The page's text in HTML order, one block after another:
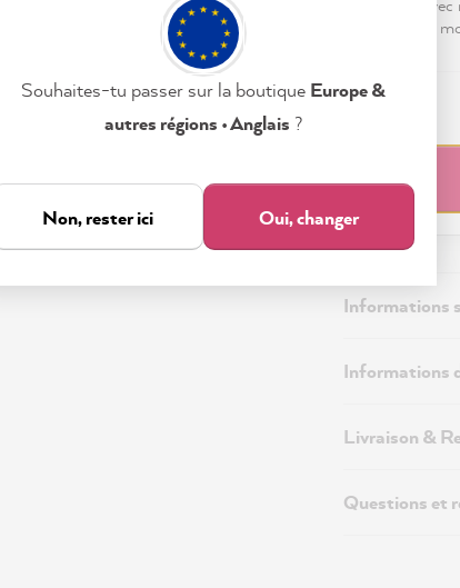
Description
Informations
Informations
Livraison &
Questions et
modifier tes préférences ou retirer ton consentement à tout
Tout accepter
nécessaire
Souhaites-tu passer sur la boutique Europe &
autres régions • Anglais ?
Non, rester ici Oui, changer